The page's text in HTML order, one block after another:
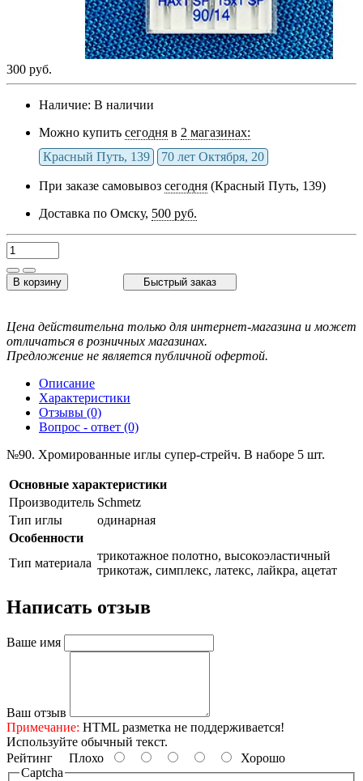
300 руб.
Наличие: В наличии
Можно купить сегодня в 2 магазинах:
Красный Путь, 139
70 лет Октября, 20
При заказе самовывоз сегодня (Красный Путь, 139)
Доставка по Омску, 500 руб.
В корзину Быстрый заказ
Цена действительна только для интернет-магазина и может
отличаться в розничных магазинах.
Предложение не является публичной офертой.
Описание
Характеристики
Отзывы (0)
Вопрос - ответ (0)
№90. Хромированные иглы супер-стрейч. В наборе 5 шт.
Основные характеристики
Производитель Schmetz
Тип иглы
одинарная
Особенности
Тип материала
трикотажное полотно, высокоэластичный
трикотаж, симплекс, латекс, лайкра, ацетат
Написать отзыв
Ваше имя
Ваш отзыв
Примечание: HTML разметка не поддерживается!
Используйте обычный текст.
Рейтинг Плохо
Хорошо
Captcha